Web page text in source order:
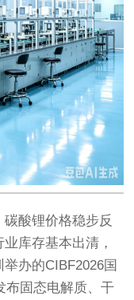
酸锂价格稳步反
库存基本出清，
办的CIBF2026国
布固态电解质、干